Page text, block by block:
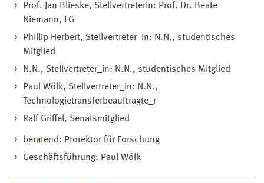
Prof. Jan Blieske, Stellvertreterin: Prof. Dr. Beate
Niemann, FG
Phillip Herbert, Stellvertreter_in: N.N., studentisches
Mitglied
N.N., Stellvertreter_in: N.N., studentisches Mitglied
Paul Wölk, Stellvertreter_in: N.N.,
Technologietransferbeauftragte_r
Ralf Griffel, Senatsmitglied
beratend: Prorektor für Forschung
Geschäftsführung: Paul Wölk